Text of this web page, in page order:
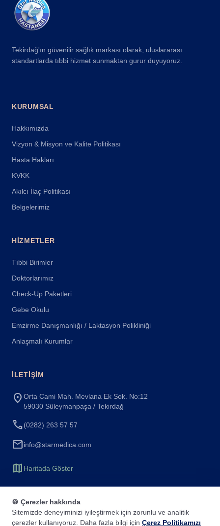
Tekirdağ'ın güvenilir sağlık markası olarak, uluslararası
standartlarda tıbbi hizmet sunmaktan gurur duyuyoruz.
KURUMSAL
Hakkımızda
Vizyon & Misyon ve Kalite Politikası
Hasta Hakları
KVKK
Akılcı İlaç Politikası
Belgelerimiz
HIZMETLER
Tıbbi Birimler
Doktorlarımız
Check-Up Paketleri
Gebe Okulu
Emzirme Danışmanlığı / Laktasyon Polikliniği
Anlaşmalı Kurumlar
İLETIŞIM
location_on Orta Cami Mah. Mevlana Ek Sok. No:12
59030 Süleymanpaşa / Tekirdağ
call(0282) 263 57 57
mailinfo@starmedica.com
map Haritada Göster
© 2025 Özel Star Medica Hastanesi. Tüm hakları saklıdır.
🍪 Çerezler hakkında
Sitemizde deneyiminizi iyileştirmek için zorunlu ve analitik
çerezler kullanıyoruz. Daha fazla bilgi için Çerez Politikamızı